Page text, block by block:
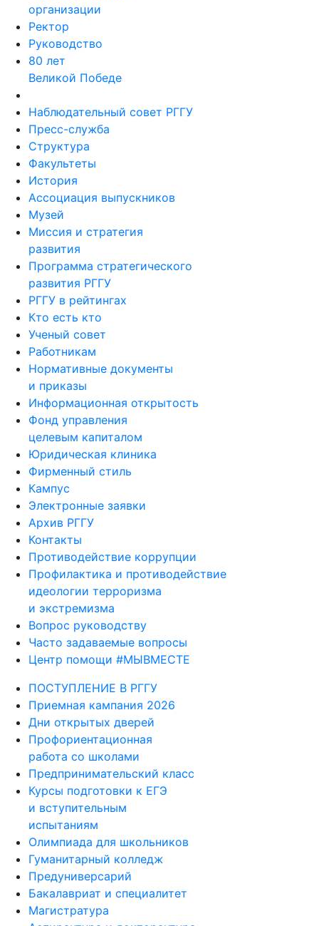
организации
Ректор
Руководство
80 лет
Великой Победе
Наблюдательный совет РГГУ
Пресс-служба
Структура
Факультеты
История
Ассоциация выпускников
Музей
Миссия и стратегия
развития
Программа стратегического
развития РГГУ
РГГУ в рейтингах
Кто есть кто
Ученый совет
Работникам
Нормативные документы
и приказы
Информационная открытость
Фонд управления
целевым капиталом
Юридическая клиника
Фирменный стиль
Кампус
Электронные заявки
Архив РГГУ
Контакты
Противодействие коррупции
Профилактика и противодействие
идеологии терроризма
и экстремизма
Вопрос руководству
Часто задаваемые вопросы
Центр помощи #МЫВМЕСТЕ
ПОСТУПЛЕНИЕ В РГГУ
Приемная кампания 2026
Дни открытых дверей
Профориентационная
работа со школами
Предпринимательский класс
Курсы подготовки к ЕГЭ
и вступительным
испытаниям
Олимпиада для школьников
Гуманитарный колледж
Предуниверсарий
Бакалавриат и специалитет
Магистратура